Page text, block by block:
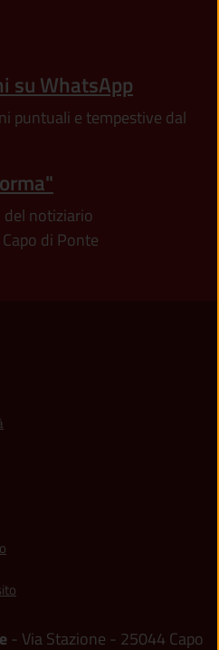
su WhatsApp
puntuali e tempestive dal
notiziario
di Ponte
- Via Stazione - 25044 Capo